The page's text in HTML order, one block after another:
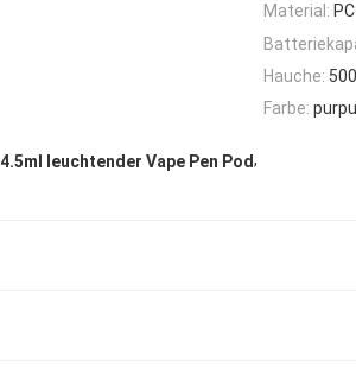
Material:
Hauche:
Farbe:
4.5ml leuchtender Vape Pen Pod,